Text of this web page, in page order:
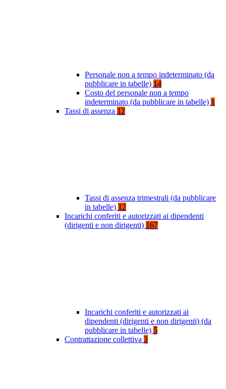
Personale non a tempo indeterminato (da
pubblicare in tabelle) 14
Costo del personale non a tempo
indeterminato (da pubblicare in tabelle) 1
Tassi di assenza 12
Tassi di assenza trimestrali (da pubblicare
in tabelle) 12
Incarichi conferiti e autorizzati ai dipendenti
(dirigenti e non dirigenti) 167
Incarichi conferiti e autorizzati ai
dipendenti (dirigenti e non dirigenti) (da
pubblicare in tabelle) 5
Contrattazione collettiva 3